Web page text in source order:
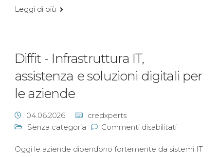
Leggi di più
Diffit - Infrastruttura IT,
assistenza e soluzioni digitali per
le aziende
04.06.2026
credxperts
Senza categoria
Commenti disabilitati
Oggi le aziende dipendono fortemente da sistemi IT